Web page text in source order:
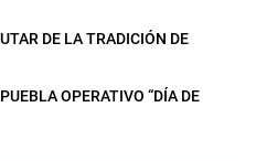
DE LA TRADICIÓN DE
OPERATIVO “DÍA DE